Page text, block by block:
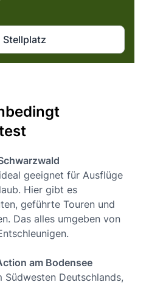
Stellplatz
geeignet für Ausflüge
Hier gibt es
geführte Touren und
Das alles umgeben von
am Bodensee
Südwesten Deutschlands,